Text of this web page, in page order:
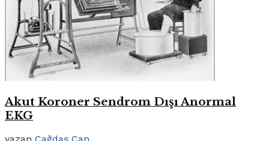
Akut Koroner Sendrom Dışı Anormal
EKG